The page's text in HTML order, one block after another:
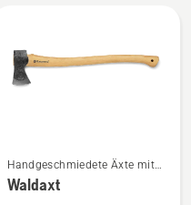
Mehr
Details
Handgeschmiedete Äxte mit
Holzgriff
Waldaxt